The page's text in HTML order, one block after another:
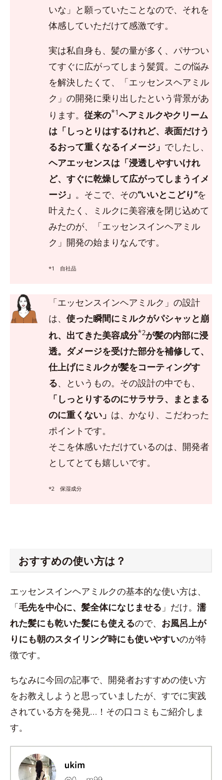
いな」と願っていたことなので、それを
体感していただけて感激です。
実は私自身も、髪の量が多く、パサつい
てすぐに広がってしまう髪質。この悩み
を解決したくて、「エッセンスヘアミル
ク」の開発に乗り出したという背景があ
ります。従来の*1ヘアミルクやクリーム
は「しっとりはするけれど、表面だけう
るおって重くなるイメージ」 でしたし、
ヘアエッセンスは「浸透しやすいけれ
ど、すぐに乾燥して広がってしまうイメ
ージ」 。そこで、その“いいとこどり”を
叶えたく、ミルクに美容液を閉じ込めて
みたのが、「エッセンスインヘアミル
ク」開発の始まりなんです。
*1 自社品
「エッセンスインヘアミルク」の設計
は、使った瞬間にミルクがパシャッと崩
れ、出てきた美容成分*2が髪の内部に浸
透。ダメージを受けた部分を補修して、
仕上げにミルクが髪をコーティングす
る、というもの。その設計の中でも、
「しっとりするのにサラサラ、まとまる
のに重くない」 は、かなり、こだわった
ポイントです。
そこを体感いただけているのは、開発者
としてとても嬉しいです。
*2 保湿成分
おすすめの使い方は？
エッセンスインヘアミルクの基本的な使い方は、
「毛先を中心に、髪全体になじませる 」だけ。 濡
れた髪にも乾いた髪にも使えるので、 お風呂上が
りにも朝のスタイリング時にも使いやすいのが特
徴です。
ちなみに今回の記事で、開発者おすすめの使い方
をお教えしようと思っていましたが、すでに実践
されている方を発見…！その口コミもご紹介しま
す。